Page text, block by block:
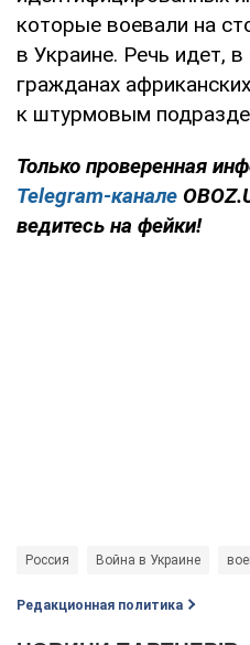
которые воевали на
в Украине. Речь идет, в
гражданах
к штурмовым
Только проверенная
Telegram-канале
ведитесь на фейки!
Россия Война в Украине
Редакционная политика